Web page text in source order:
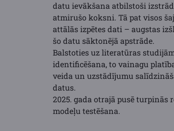
datu ievākšana atbilstoši
atmirušo koksni. Tā pat visos
attālās izpētes dati – augstas
šo datu sāktonējā apstrāde.
Balstoties uz literatūras
identificēšana, to vainagu
veida un uzstādījumu
datus.
2025. gada otrajā pusē turpinās
modeļu testēšana.